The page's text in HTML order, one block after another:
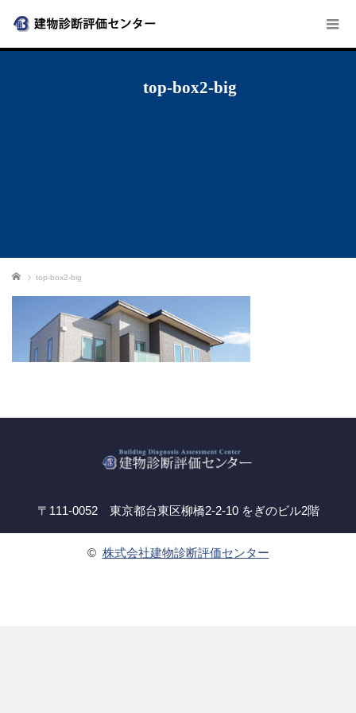
top-box2-big
ホーム top-box2-big
〒111-0052 東京都台東区柳橋2-2-10 をぎのビル2階
© 株式会社建物診断評価センター